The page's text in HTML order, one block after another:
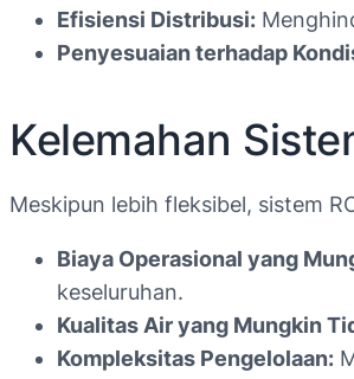
Efisiensi Distribusi:
Penyesuaian terhadap
Kelemahan
Meskipun lebih fleksibel, sistem
Biaya Operasional yang
keseluruhan.
Kualitas Air yang Mungkin
Kompleksitas Pengelolaan: